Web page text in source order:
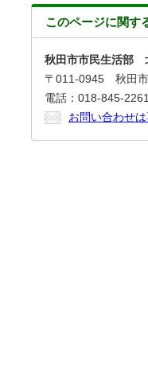
このページに関す
秋田市市民生活部
〒011-0945 秋田
電話：018-845-
お問い合わせ